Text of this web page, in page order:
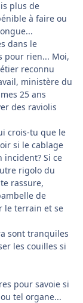
plus de
à faire ou
dans le
pour rien... Moi,
reconnu
ministère du
25 ans
des raviolis
crois-tu que le
si le cablage
Si ce
rigolo du
rassure,
de
le terrain et se
sont tranquiles
les couilles si
pour savoie si
tel organe...